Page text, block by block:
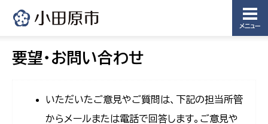
メニュー
要望・お問い合わせ
いただいたご意見やご質問は、下記の担当所管
からメールまたは電話で回答します。ご意見や